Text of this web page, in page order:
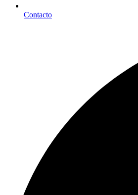
Contacto